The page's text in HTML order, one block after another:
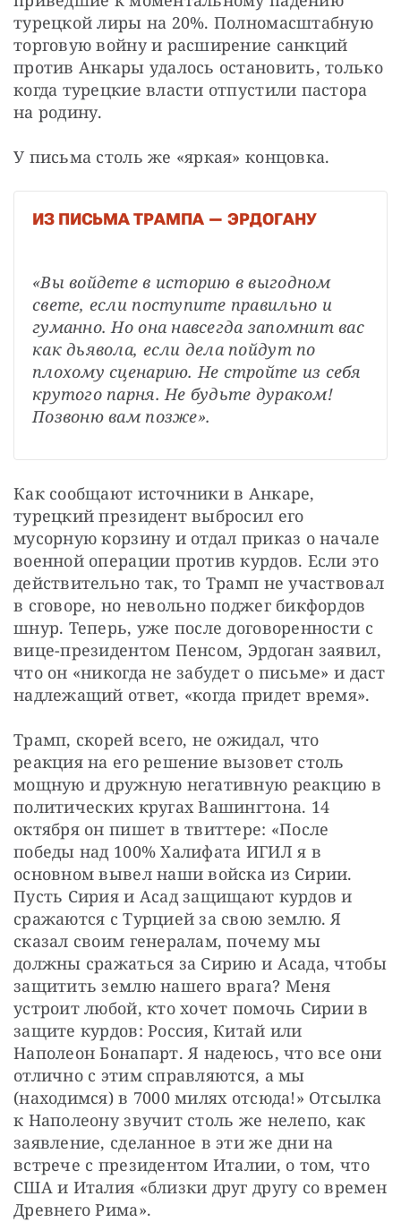
турецкой лиры на 20%. Полномасштабную
торговую войну и расширение санкций
против Анкары удалось остановить, только
когда турецкие власти отпустили пастора
на родину.
У письма столь же «яркая» концовка.
ИЗ ПИСЬМА ТРАМПА — ЭРДОГАНУ
«Вы войдете в историю в выгодном
свете, если поступите правильно и
гуманно. Но она навсегда запомнит вас
как дьявола, если дела пойдут по
плохому сценарию. Не стройте из себя
крутого парня. Не будьте дураком!
Позвоню вам позже».
Как сообщают источники в Анкаре,
турецкий президент выбросил его
мусорную корзину и отдал приказ о начале
военной операции против курдов. Если это
действительно так, то Трамп не участвовал
в сговоре, но невольно поджег бикфордов
шнур. Теперь, уже после договоренности с
вице-президентом Пенсом, Эрдоган заявил,
что он «никогда не забудет о письме» и даст
надлежащий ответ, «когда придет время».
Трамп, скорей всего, не ожидал, что
реакция на его решение вызовет столь
мощную и дружную негативную реакцию в
политических кругах Вашингтона. 14
октября он пишет в твиттере: «После
победы над 100% Халифата ИГИЛ я в
основном вывел наши войска из Сирии.
Пусть Сирия и Асад защищают курдов и
сражаются с Турцией за свою землю. Я
сказал своим генералам, почему мы
должны сражаться за Сирию и Асада, чтобы
защитить землю нашего врага? Меня
устроит любой, кто хочет помочь Сирии в
защите курдов: Россия, Китай или
Наполеон Бонапарт. Я надеюсь, что все они
отлично с этим справляются, а мы
(находимся) в 7000 милях отсюда!» Отсылка
к Наполеону звучит столь же нелепо, как
заявление, сделанное в эти же дни на
встрече с президентом Италии, о том, что
США и Италия «близки друг другу со времен
Древнего Рима».